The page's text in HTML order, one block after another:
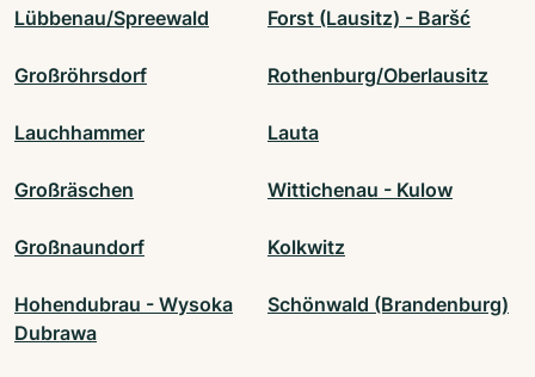
Lübbenau/Spreewald Forst (Lausitz) - Baršć
Großröhrsdorf Rothenburg/Oberlausitz
Lauchhammer Lauta
Großräschen Wittichenau - Kulow
Großnaundorf Kolkwitz
Hohendubrau - Wysoka
Dubrawa
Schönwald (Brandenburg)